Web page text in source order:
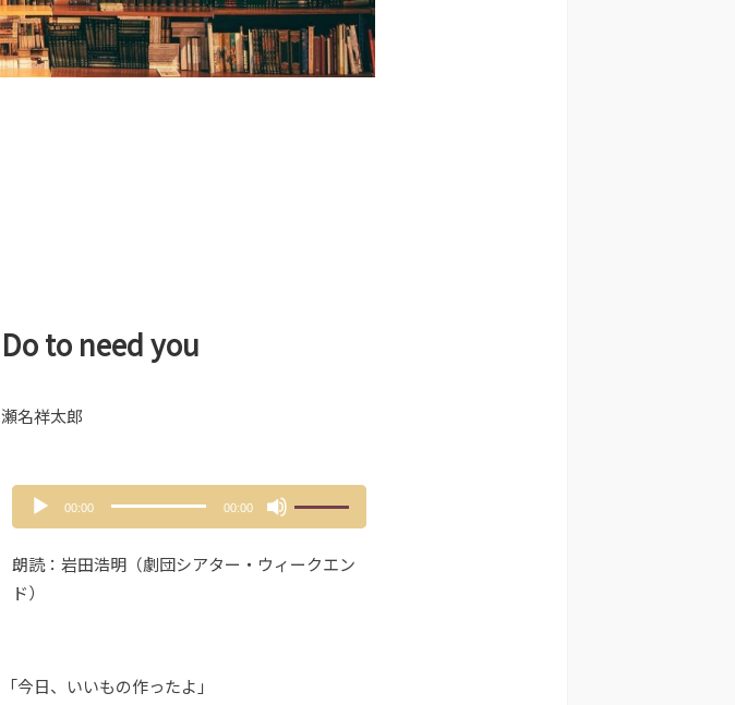
Do to need you
瀬名祥太郎
音
レ
ー
00:00 00:00
ー
朗読：岩田浩明（劇団シアター・ウィークエン
ド）
「今日、いいもの作ったよ」